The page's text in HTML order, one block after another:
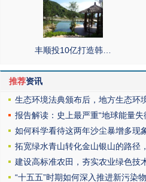
丰顺投10亿打造韩…
推荐资讯
生态环境法典颁布后，地方生态环
报告解读：史上最严重“地球能量失
如何科学看待这两年沙尘暴增多现
拓宽绿水青山转化金山银山的路径
建设高标准农田，夯实农业绿色技
“十五五”时期如何深入推进新污染